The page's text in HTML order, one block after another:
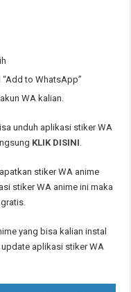
to WhatsApp”
WA kalian.
unduh aplikasi stiker WA
KLIK DISINI
stiker WA anime
stiker WA anime ini maka
yang bisa kalian instal
aplikasi stiker WA